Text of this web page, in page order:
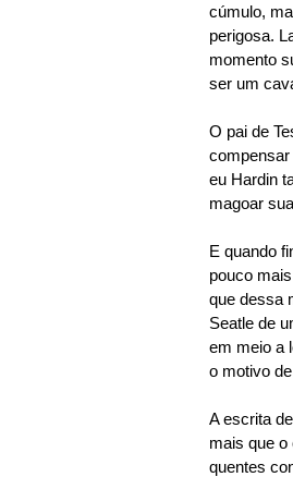
cúmulo,
perigosa.
momento
ser um
O pai de
compensar
eu Hardin
magoar
E quando
pouco
que dessa
Seatle de
em meio a
o motivo
A escrita
mais que o
quentes